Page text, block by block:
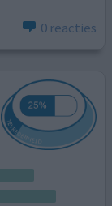
0 reacties